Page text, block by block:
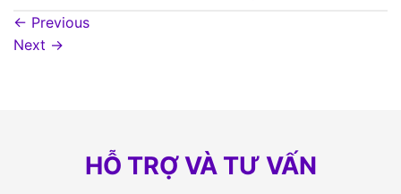
← Previous
Next →
HỖ TRỢ VÀ TƯ VẤN